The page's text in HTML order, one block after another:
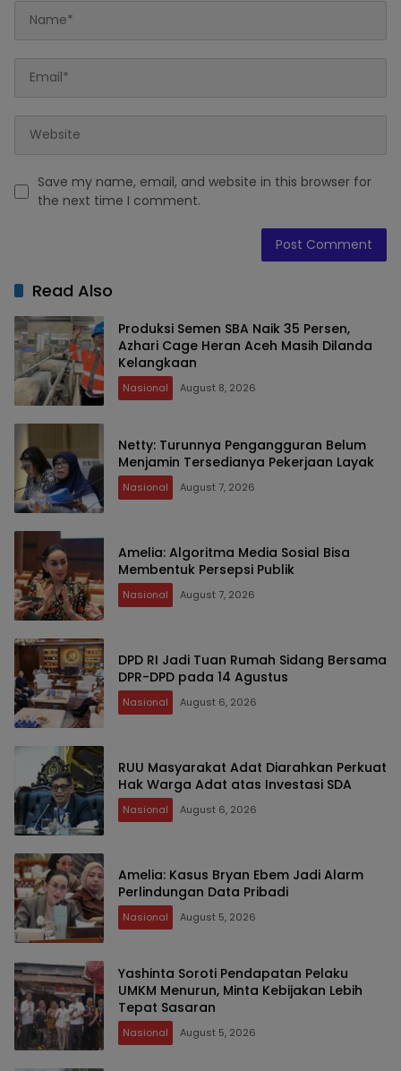
Save my name, email, and website in this browser for
the next time I comment.
Read Also
Produksi Semen SBA Naik 35 Persen,
Azhari Cage Heran Aceh Masih Dilanda
Kelangkaan
Nasional August 8, 2026
Netty: Turunnya Pengangguran Belum
Menjamin Tersedianya Pekerjaan Layak
Nasional August 7, 2026
Amelia: Algoritma Media Sosial Bisa
Membentuk Persepsi Publik
Nasional August 7, 2026
DPD RI Jadi Tuan Rumah Sidang Bersama
DPR-DPD pada 14 Agustus
Nasional August 6, 2026
RUU Masyarakat Adat Diarahkan Perkuat
Hak Warga Adat atas Investasi SDA
Nasional August 6, 2026
Amelia: Kasus Bryan Ebem Jadi Alarm
Perlindungan Data Pribadi
Nasional August 5, 2026
Yashinta Soroti Pendapatan Pelaku
UMKM Menurun, Minta Kebijakan Lebih
Tepat Sasaran
Nasional August 5, 2026